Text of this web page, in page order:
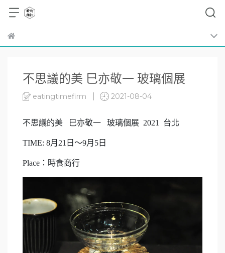
不思議的美 巳亦敬一 玻璃個展
eatingtimefirm 2021-08-04
不思議的美 巳亦敬一 玻璃個展 2021 台北
TIME: 8月21日～9月5日
Place：時食商行